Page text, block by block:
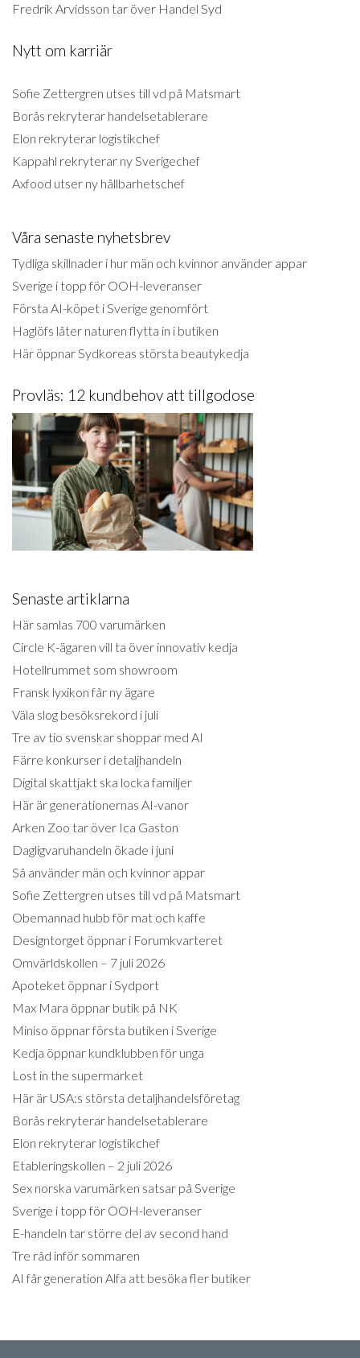
Fredrik Arvidsson tar över Handel Syd
Nytt om karriär
Sofie Zettergren utses till vd på Matsmart
Borås rekryterar handelsetablerare
Elon rekryterar logistikchef
Kappahl rekryterar ny Sverigechef
Axfood utser ny hållbarhetschef
Våra senaste nyhetsbrev
Tydliga skillnader i hur män och kvinnor använder appar
Sverige i topp för OOH-leveranser
Första AI-köpet i Sverige genomfört
Haglöfs låter naturen flytta in i butiken
Här öppnar Sydkoreas största beautykedja
Provläs: 12 kundbehov att tillgodose
Senaste artiklarna
Här samlas 700 varumärken
Circle K-ägaren vill ta över innovativ kedja
Hotellrummet som showroom
Fransk lyxikon får ny ägare
Väla slog besöksrekord i juli
Tre av tio svenskar shoppar med AI
Färre konkurser i detaljhandeln
Digital skattjakt ska locka familjer
Här är generationernas AI-vanor
Arken Zoo tar över Ica Gaston
Dagligvaruhandeln ökade i juni
Så använder män och kvinnor appar
Sofie Zettergren utses till vd på Matsmart
Obemannad hubb för mat och kaffe
Designtorget öppnar i Forumkvarteret
Omvärldskollen – 7 juli 2026
Apoteket öppnar i Sydport
Max Mara öppnar butik på NK
Miniso öppnar första butiken i Sverige
Kedja öppnar kundklubben för unga
Lost in the supermarket
Här är USA:s största detaljhandelsföretag
Borås rekryterar handelsetablerare
Elon rekryterar logistikchef
Etableringskollen – 2 juli 2026
Sex norska varumärken satsar på Sverige
Sverige i topp för OOH-leveranser
E-handeln tar större del av second hand
Tre råd inför sommaren
AI får generation Alfa att besöka fler butiker